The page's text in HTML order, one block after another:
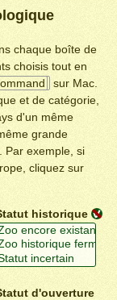
chaque boîte de
choisis tout en
sur Mac.
et de catégorie,
d'un même
grande
Par exemple, si
cliquez sur
historique
d'ouverture